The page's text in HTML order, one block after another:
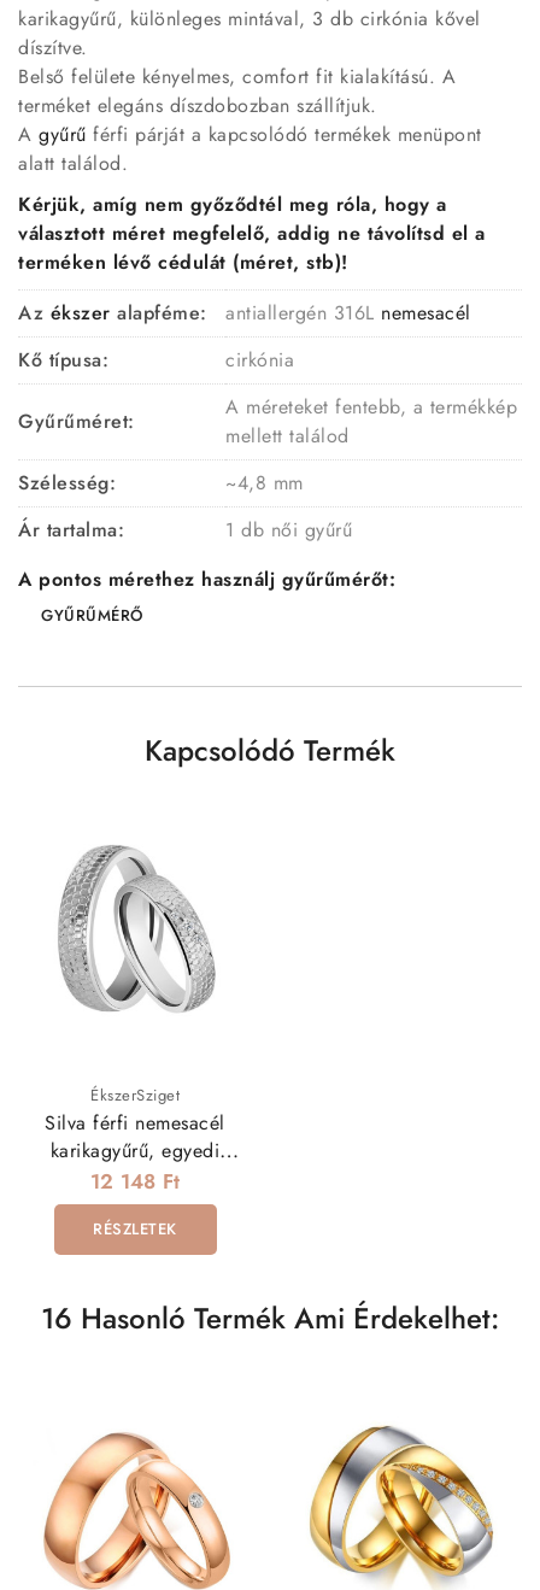
karikagyűrű, különleges mintával, 3 db cirkónia kővel
díszítve.
Belső felülete kényelmes, comfort fit kialakítású. A
terméket elegáns díszdobozban szállítjuk.
A gyűrű férfi párját a kapcsolódó termékek menüpont
alatt találod.
Kérjük, amíg nem győződtél meg róla, hogy a
választott méret megfelelő, addig ne távolítsd el a
terméken lévő cédulát (méret, stb)!
Az ékszer alapféme: antiallergén 316L nemesacél
Kő típusa:
cirkónia
Gyűrűméret:
A méreteket fentebb, a termékkép
mellett találod
Szélesség:
~4,8 mm
Ár tartalma:
1 db női gyűrű
A pontos mérethez használj gyűrűmérőt:
GYŰRŰMÉRŐ
Kapcsolódó Termék
ÉkszerSziget
Silva férfi nemesacél
karikagyűrű, egyedi
mintával
12 148 Ft
RÉSZLETEK
16 Hasonló Termék Ami Érdekelhet: